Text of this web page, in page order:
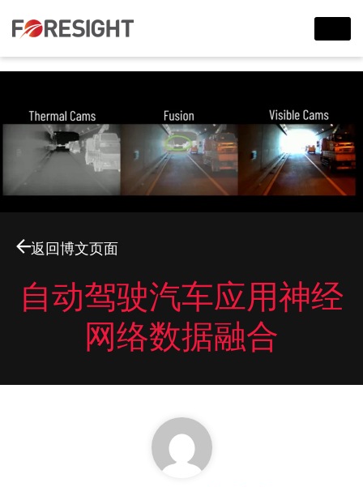
返回博文页面
自动驾驶汽车应用神经
网络数据融合